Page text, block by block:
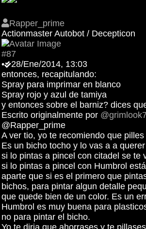
Rapper_prime
Actionmaster Autobot / Decepticon
#87
•
28/Ene/2014, 13:03
entonces, recapitulando:
Spray para imprimar en blanco
Spray rojo y azul de tamiya
y entonces sobre el barniz? dices
Escrito originalmente por
@Rapper_prime
A ver tio, yo te recomiendo que
Es un bicho tocho y lo vas a a
si lo pintas a pincel con citadel se te
si lo pintas a pincel con Humbrol
aparte que si es el primero que
bichos, para pintar algun detalle
que quede bien de un color. Es un
Humbrol es muy buena para
no para pintar el bicho.
Yo te diria que ahorrases y te